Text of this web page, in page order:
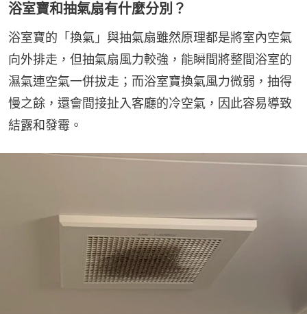
浴室寶和抽氣扇有什麼分別？
浴室寶的「換氣」與抽氣扇雖然原理都是將室內空氣
向外排走，但抽氣扇風力較強，能瞬間將整間浴室的
濕氣連空氣一併拔走；而浴室寶換氣風力微弱，抽得
慢之餘，還會間接扯入客廳的冷空氣，因此容易導致
結露和發霉。